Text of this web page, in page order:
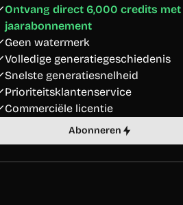
Ontvang direct 6,000 credits met
jaarabonnement
Geen watermerk
Volledige generatiegeschiedenis
Snelste generatiesnelheid
Prioriteitsklantenservice
Commerciële licentie
Abonneren